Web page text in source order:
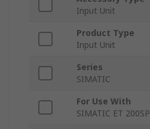
Input Unit
Product Type
Input Unit
Series
SIMATIC
For Use With
SIMATIC ET 200SP